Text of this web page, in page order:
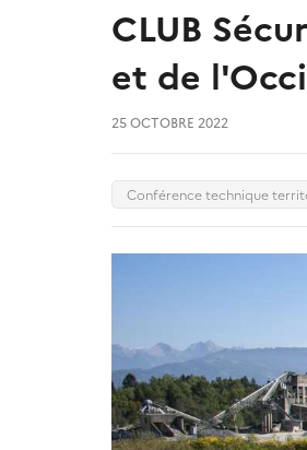
CLUB
et de
25 OCTOBRE 2022
Conférence technique